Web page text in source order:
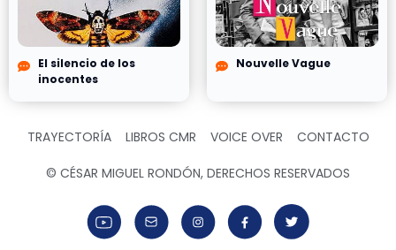
El silencio de los
inocentes
Nouvelle Vague
TRAYECTORÍA LIBROS CMR VOICE OVER CONTACTO
© CÉSAR MIGUEL RONDÓN, DERECHOS RESERVADOS